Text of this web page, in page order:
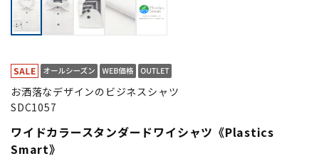
お洒落なデザインのビジネスシャツ
SDC1057
ワイドカラースタンダードワイシャツ《Plastics
Smart》